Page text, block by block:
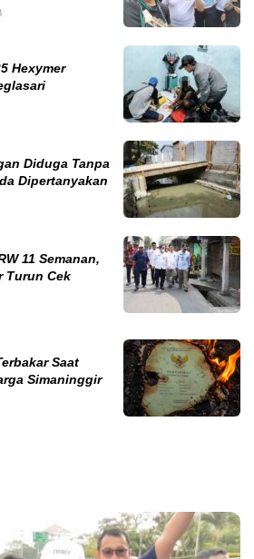
Hexymer
Diduga Tanpa
Dipertanyakan
11 Semanan,
Turun Cek
Saat
Simaninggir